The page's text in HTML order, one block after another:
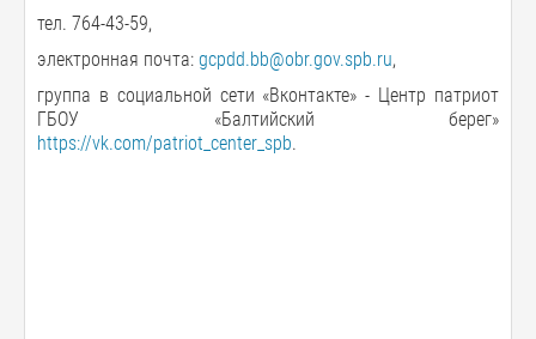
тел. 764-43-59,
электронная почта: gcpdd.bb@obr.gov.spb.ru,
группа в социальной сети «Вконтакте» - Центр патриот
ГБОУ «Балтийский берег»
https://vk.com/patriot_center_spb.